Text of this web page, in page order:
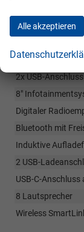
Infotainment
8" Virtual Cockpit
2x USB-
8"
Digitaler
Bluetooth mit
Induktive
2 USB-
USB-C-Anschluss
8 Lautsprecher
Wireless
Alle akzeptieren